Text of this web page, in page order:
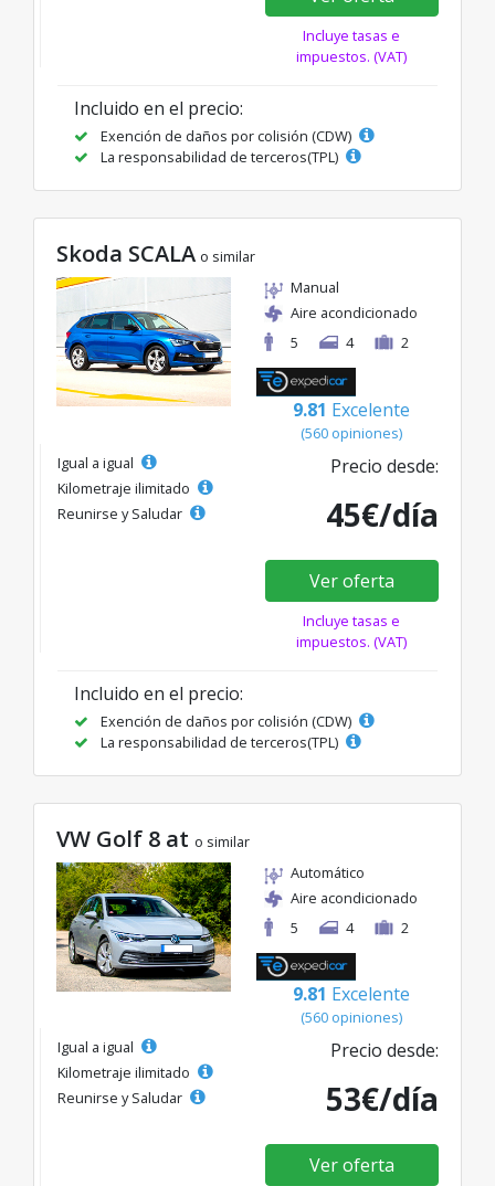
Incluye tasas e
impuestos. (VAT)
Incluido en el precio:
Exención de daños por colisión (CDW)
La responsabilidad de terceros(TPL)
Skoda SCALA o similar
Manual
Aire acondicionado
5
4 2
9.81 Excelente
(560 opiniones)
Igual a igual
Kilometraje ilimitado
Reunirse y Saludar
Precio desde:
45€/día
Ver oferta
Incluye tasas e
impuestos. (VAT)
Incluido en el precio:
Exención de daños por colisión (CDW)
La responsabilidad de terceros(TPL)
VW Golf 8 at o similar
Automático
Aire acondicionado
5
4 2
9.81 Excelente
(560 opiniones)
Igual a igual
Kilometraje ilimitado
Reunirse y Saludar
Precio desde:
53€/día
Ver oferta